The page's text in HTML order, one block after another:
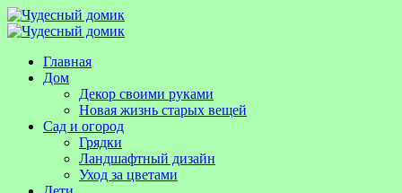
Главная
Дом
Декор своими руками
Новая жизнь старых вещей
Сад и огород
Грядки
Ландшафтный дизайн
Уход за цветами